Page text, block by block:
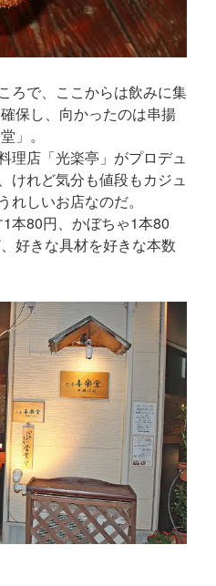
ろで、ここからは飲みに集
保し、向かったのは串揚
」。
理店「光楽亭」がプロデュ
けれど気分も値段もカジュ
れしいお店なのだ。
本80円、かぼちゃ1本80
好きな具材を好きな本数